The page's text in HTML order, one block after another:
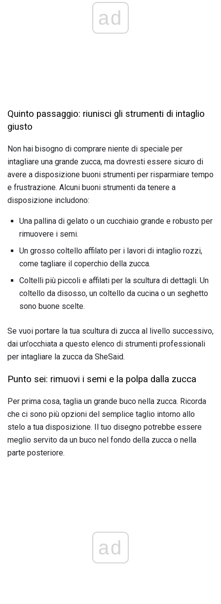
ad
Quinto passaggio: riunisci gli strumenti di intaglio
giusto
Non hai bisogno di comprare niente di speciale per
intagliare una grande zucca, ma dovresti essere sicuro di
avere a disposizione buoni strumenti per risparmiare tempo
e frustrazione. Alcuni buoni strumenti da tenere a
disposizione includono:
Una pallina di gelato o un cucchiaio grande e robusto per
rimuovere i semi.
Un grosso coltello affilato per i lavori di intaglio rozzi,
come tagliare il coperchio della zucca.
Coltelli più piccoli e affilati per la scultura di dettagli. Un
coltello da disosso, un coltello da cucina o un seghetto
sono buone scelte.
Se vuoi portare la tua scultura di zucca al livello successivo,
dai un'occhiata a questo elenco di strumenti professionali
per intagliare la zucca da SheSaid.
Punto sei: rimuovi i semi e la polpa dalla zucca
Per prima cosa, taglia un grande buco nella zucca. Ricorda
che ci sono più opzioni del semplice taglio intorno allo
stelo a tua disposizione. Il tuo disegno potrebbe essere
meglio servito da un buco nel fondo della zucca o nella
parte posteriore.
ad